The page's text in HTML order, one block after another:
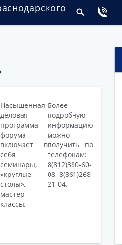
Насыщенная
деловая
программа
форума
включает в
себя
семинары,
«круглые
столы»,
мастер-
классы.
Более
подробную
информацию
можно
получить по
телефонам:
8(812)380-60-
08, 8(861)268-
21-04.